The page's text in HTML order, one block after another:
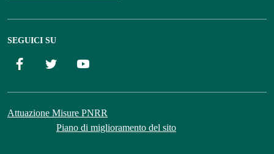
SEGUICI SU
Facebook Twitter
Attuazione Misure PNRR
Piano di miglioramento del sito